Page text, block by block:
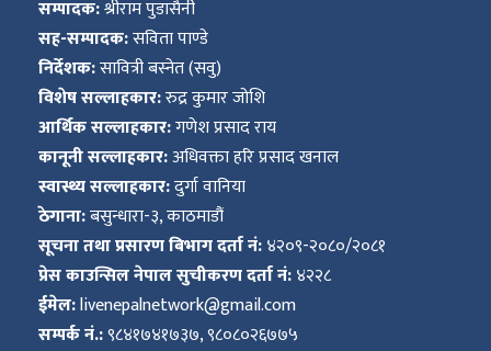
सम्पादक:श्रीराम पुडासैनी
सह-सम्पादक:सविता पाण्डे
निर्देशक:सावित्री बस्नेत (सवु)
विशेष सल्लाहकार:रुद्र कुमार जोशि
आर्थिक सल्लाहकार:गणेश प्रसाद राय
कानूनी सल्लाहकार:अधिवक्ता हरि प्रसाद खनाल
स्वास्थ्य सल्लाहकार:दुर्गा वानिया
ठेगाना:बसुन्धारा-३, काठमाडौं
सूचना तथा प्रसारण बिभाग दर्ता नं:४२०९-२०८०/२०८१
प्रेस काउन्सिल नेपाल सुचीकरण दर्ता नं:४२२८
ईमेल:livenepalnetwork@gmail.com
सम्पर्क नं.:९८४१७४१७३७, ९८०८०२६७७५